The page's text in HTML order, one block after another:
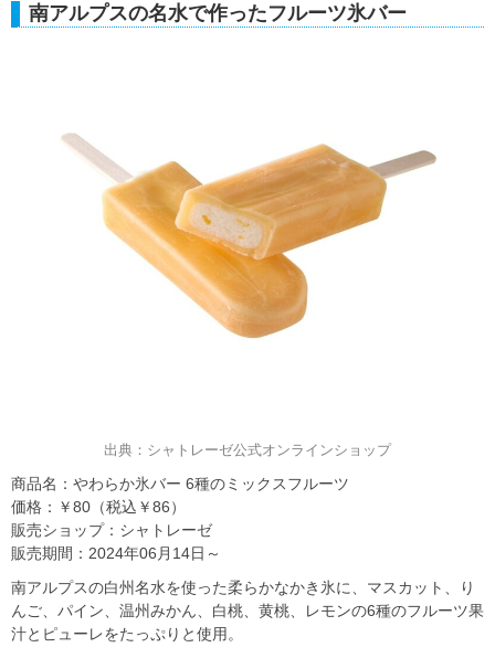
南アルプスの名水で作ったフルーツ氷バー
出典：シャトレーゼ公式オンラインショップ
商品名：やわらか氷バー 6種のミックスフルーツ
価格：￥80（税込￥86）
販売ショップ：シャトレーゼ
販売期間：2024年06月14日～
南アルプスの白州名水を使った柔らかなかき氷に、マスカット、り
んご、パイン、温州みかん、白桃、黄桃、レモンの6種のフルーツ果
汁とピューレをたっぷりと使用。